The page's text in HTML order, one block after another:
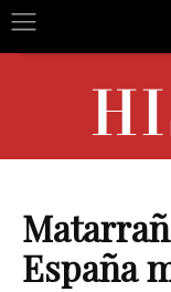
España